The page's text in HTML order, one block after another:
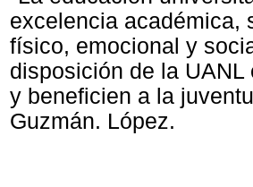
excelencia académica,
físico, emocional y
disposición de la
y beneficien a la
Guzmán. López.